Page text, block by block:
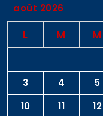
août 2026
L M M
3
4 5
10
11 12